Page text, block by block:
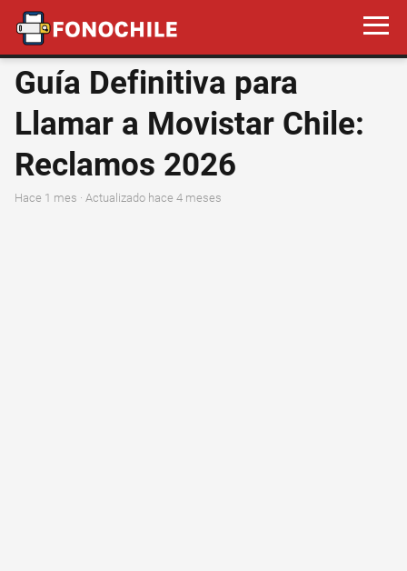
Guía Definitiva para
Llamar a Movistar Chile:
Reclamos 2026
hace 1 mes · Actualizado hace 4 meses